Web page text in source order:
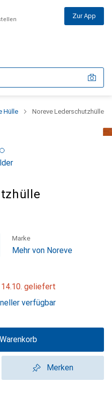
Zur App
Hülle Noreve Lederschutzhülle
Marke
Mehr von Noreve
14.10. geliefert
verfügbar
Merken